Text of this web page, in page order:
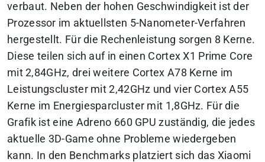
verbaut. Neben der hohen Geschwindigkeit ist der
Prozessor im aktuellsten 5-Nanometer-Verfahren
hergestellt. Für die Rechenleistung sorgen 8 Kerne.
Diese teilen sich auf in einen Cortex X1 Prime Core
mit 2,84GHz, drei weitere Cortex A78 Kerne im
Leistungscluster mit 2,42GHz und vier Cortex A55
Kerne im Energiesparcluster mit 1,8GHz. Für die
Grafik ist eine Adreno 660 GPU zuständig, die jedes
aktuelle 3D-Game ohne Probleme wiedergeben
kann. In den Benchmarks platziert sich das Xiaomi